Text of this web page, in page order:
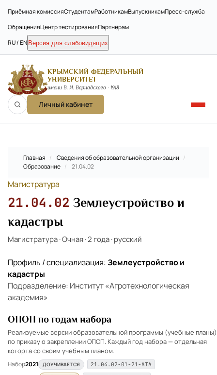
Приёмная комиссияСтудентамРаботникамВыпускникамПресс-служба
ОбращенияЦентр тестированияПартнёрам
RU / EN Версия для слабовидящих
КРЫМСКИЙ ФЕДЕРАЛЬНЫЙ
УНИВЕРСИТЕТ
имени В. И. Вернадского · 1918
Личный кабинет
Главная / Сведения об образовательной организации /
Образование / 21.04.02
Магистратура
21.04.02 Землеустройство и
кадастры
Магистратура·Очная·2 года·русский
Профиль / специализация:Землеустройство и
кадастры
Подразделение: Институт «Агротехнологическая
академия»
ОПОП по годам набора
Реализуемые версии образовательной программы (учебные планы)
по приказу о закреплении ОПОП. Каждый год набора — отдельная
когорта со своим учебным планом.
Набор2021 ДОУЧИВАЕТСЯ 21.04.02-01-21-АТА